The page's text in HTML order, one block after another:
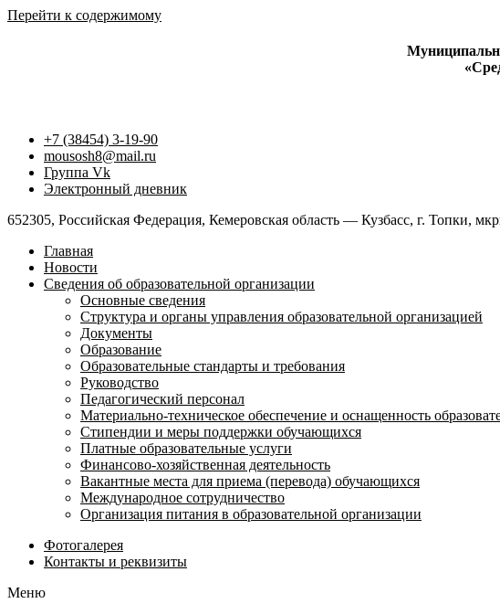
Перейти к содержимому
+7 (38454) 3-19-90
mousosh8@mail.ru
Группа Vk
Электронный дневник
652305, Российская Федерация, Кемеровская область — Кузбасс, г. Топки,
Главная
Новости
Сведения об образовательной организации
Основные сведения
Структура и органы управления образовательной организацией
Документы
Образование
Образовательные стандарты и требования
Руководство
Педагогический персонал
Материально-техническое обеспечение и оснащенность
Стипендии и меры поддержки обучающихся
Платные образовательные услуги
Финансово-хозяйственная деятельность
Вакантные места для приема (перевода) обучающихся
Международное сотрудничество
Организация питания в образовательной организации
Фотогалерея
Контакты и реквизиты
Меню